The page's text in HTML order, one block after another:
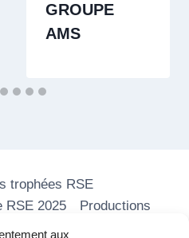
aux
GROUPE
AMS
trophées RSE
RSE 2025
Productions
vidéos